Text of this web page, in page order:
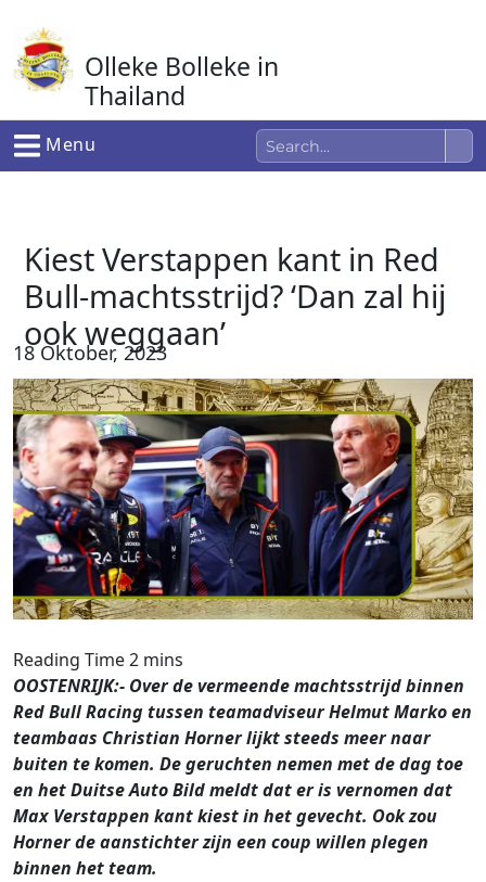
naar
de
inhoud
Olleke Bolleke in
Thailand
In Thailand
Menu
Kiest Verstappen kant in Red
Bull-machtsstrijd? ‘Dan zal hij
ook weggaan’
18 Oktober, 2023
OOSTENRIJK:- Over de vermeende machtsstrijd binnen
Red Bull Racing tussen teamadviseur Helmut Marko en
teambaas Christian Horner lijkt steeds meer naar
buiten te komen. De geruchten nemen met de dag toe
en het Duitse Auto Bild meldt dat er is vernomen dat
Max Verstappen kant kiest in het gevecht. Ook zou
Horner de aanstichter zijn een coup willen plegen
binnen het team.